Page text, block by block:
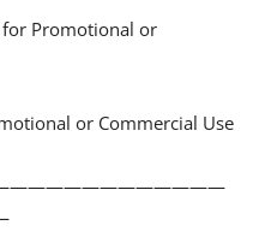
for Promotional or
or Commercial Use